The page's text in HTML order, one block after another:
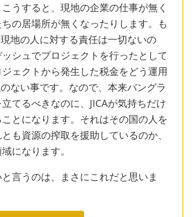
うすると、現地の企業の仕事が無く
の居場所が無くなったりします。も
地の人に対する責任は一切ないの
シュでプロジェクトを行ったとして
ェクトから発生した税金をどう運用
ない事です。なので、本来バングラ
てるべきなのに、JICAが気持ちだけ
とになります。それはその国の人を
も資源の搾取を援助しているのか、
になります。
言うのは、まさにこれだと思いま